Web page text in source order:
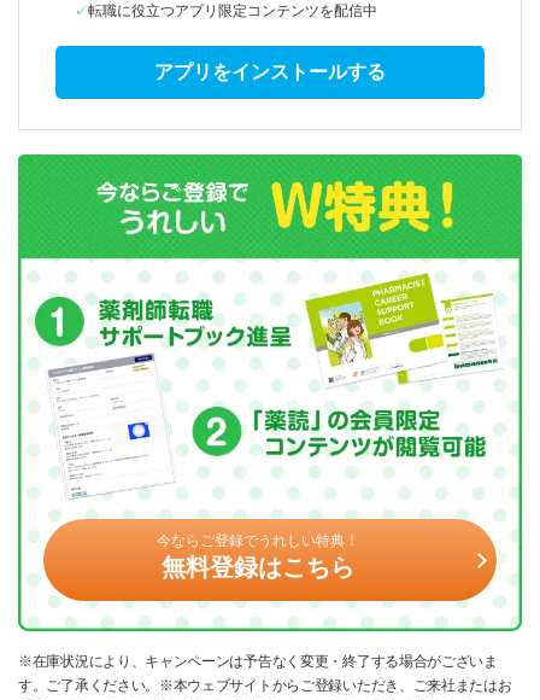
転職に役立つアプリ限定コンテンツを配信中
アプリをインストールする
今ならご登録でうれしい特典！
無料登録はこちら
※在庫状況により、キャンペーンは予告なく変更・終了する場合がございま
す。ご了承ください。※本ウェブサイトからご登録いただき、ご来社またはお